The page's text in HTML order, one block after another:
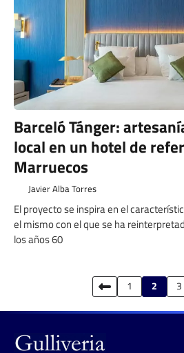
Barceló Tánger:
local en un hotel de
Marruecos
Javier Alba Torres
El proyecto se inspira en el
el mismo con el que se ha
los años 60
Paginación
de
entradas
1 2 3